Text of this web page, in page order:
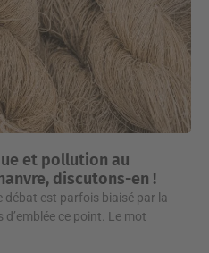
et pollution au
discutons-en !
débat est parfois biaisé par la
ce point. Le mot